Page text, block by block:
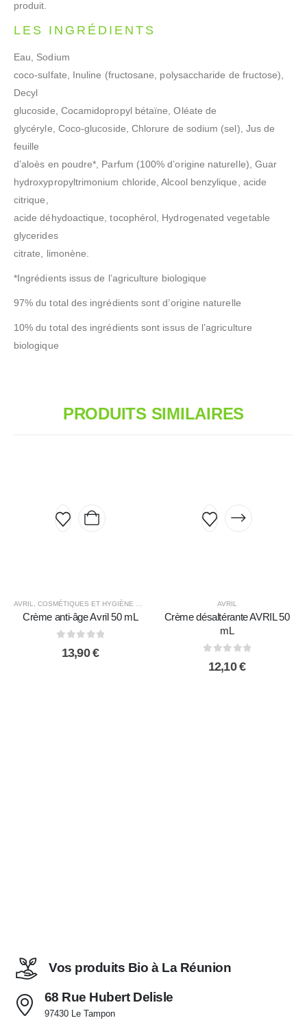
produit.
LES INGRÉDIENTS
Eau, Sodium
coco-sulfate, Inuline (fructosane, polysaccharide de fructose),
Decyl
glucoside, Cocamidopropyl bétaïne, Oléate de
glycéryle, Coco-glucoside, Chlorure de sodium (sel), Jus de
feuille
d’aloès en poudre*, Parfum (100% d’origine naturelle), Guar
hydroxypropyltrimonium chloride, Alcool benzylique, acide
citrique,
acide déhydoactique, tocophérol, Hydrogenated vegetable
glycerides
citrate, limonène.
*Ingrédients issus de l’agriculture biologique
97% du total des ingrédients sont d’origine naturelle
10% du total des ingrédients sont issus de l’agriculture
biologique
PRODUITS SIMILAIRES
AVRIL COSMÉTIQUES ET HYGIÈNE ÉCOLOGIQUE
Crème anti-âge Avril 50 mL
13,90€
AVRIL
Crème désaltérante AVRIL 50
mL
12,10€
Vos produits Bio à La Réunion
68 Rue Hubert Delisle
97430 Le Tampon